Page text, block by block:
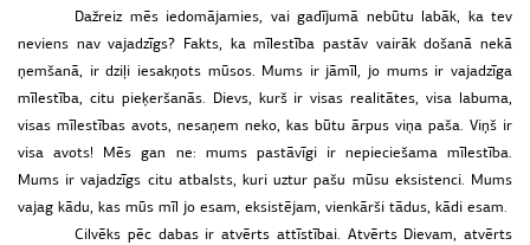
Dažreiz mēs iedomājamies, vai gadījumā nebūtu labāk, ka tev
neviens nav vajadzīgs? Fakts, ka mīlestība pastāv vairāk došanā nekā
ņemšanā, ir dziļi iesakņots mūsos. Mums ir jāmīl, jo mums ir vajadzīga
mīlestība, citu pieķeršanās. Dievs, kurš ir visas realitātes, visa labuma,
visas mīlestības avots, nesaņem neko, kas būtu ārpus viņa paša. Viņš ir
visa avots! Mēs gan ne: mums pastāvīgi ir nepieciešama mīlestība.
Mums ir vajadzīgs citu atbalsts, kuri uztur pašu mūsu eksistenci. Mums
vajag kādu, kas mūs mīl jo esam, eksistējam, vienkārši tādus, kādi esam.
Cilvēks pēc dabas ir atvērts attīstībai. Atvērts Dievam, atvērts